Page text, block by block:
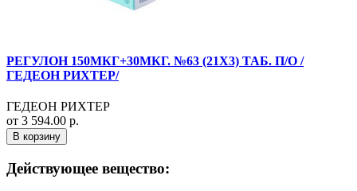
РЕГУЛОН 150МКГ+30МКГ. №63 (21X3) ТАБ. П/О /
ГЕДЕОН РИХТЕР/
ГЕДЕОН РИХТЕР
от 3 594.00 р.
В корзину
Действующее вещество: